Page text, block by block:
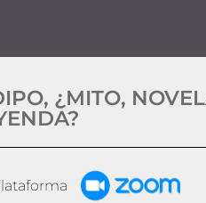
¿MITO,